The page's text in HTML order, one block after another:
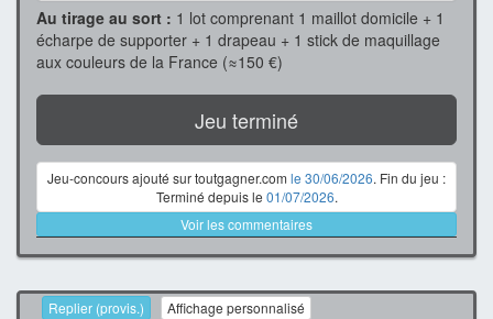
Au tirage au sort : 1 lot comprenant 1 maillot domicile + 1
écharpe de supporter + 1 drapeau + 1 stick de maquillage
aux couleurs de la France (≈150 €)
Jeu terminé
Jeu-concours ajouté sur toutgagner.com le 30/06/2026. Fin du jeu :
Terminé depuis le 01/07/2026.
Voir les commentaires
Replier (provis.) Affichage personnalisé